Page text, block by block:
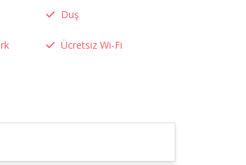
Duş
Ücretsiz Wi-Fi